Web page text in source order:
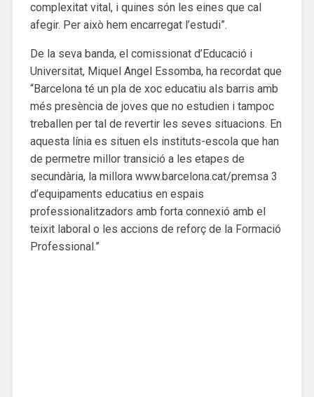
complexitat vital, i quines són les eines que cal
afegir. Per això hem encarregat l’estudi”.
De la seva banda, el comissionat d’Educació i
Universitat, Miquel Angel Essomba, ha recordat que
“Barcelona té un pla de xoc educatiu als barris amb
més presència de joves que no estudien i tampoc
treballen per tal de revertir les seves situacions. En
aquesta línia es situen els instituts-escola que han
de permetre millor transició a les etapes de
secundària, la millora www.barcelona.cat/premsa 3
d’equipaments educatius en espais
professionalitzadors amb forta connexió amb el
teixit laboral o les accions de reforç de la Formació
Professional.”